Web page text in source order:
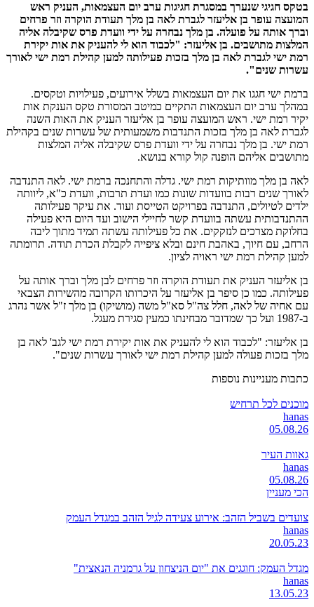
בטקס חגיגי שנערך במסגרת חגיגות ערב יום העצמאות, העניק ראש
המועצה עופר בן אליעזר לגברת לאה בן מלך תעודת הוקרה וזר פרחים
וברך אותה על פועלה. בן מלך נבחרה על ידי וועדת פרס שקיבלה אליה
המלצות מתושבים. בן אליעזר: "לכבוד הוא לי להעניק את אות יקירת
רמת ישי לגברת לאה בן מלך בזכות פעילותה למען קהילת רמת ישי לאורך
עשרות שנים".
ברמת ישי חגגו את יום העצמאות בשלל אירועים, פעילויות וטקסים.
במהלך ערב יום העצמאות התקיים כמיטב המסורת טקס הענקת אות
יקיר רמת ישי. ראש המועצה עופר בן אליעזר העניק את האות השנה
לגברת לאה בן מלך בזכות התנדבות משמעותית של עשרות שנים בקהילת
רמת ישי. בן מלך נבחרה על ידי וועדת פרס שקיבלה אליה המלצות
מתושבים אליהם הופנה קול קורא בנושא.
לאה בן מלך מוותיקות רמת ישי. גדלה והתחנכה ברמת ישי. לאה התנדבה
לאורך שנים רבות בוועדות שונות כמו ועדת תרבות, וועדת כ"א, ליוותה
ילדים לטיולים, התנדבה בפרויקט הטייסת ועוד. את עיקר פעילותה
ההתנדבותית עשתה בוועדת קשר לחיילי הישוב ועד היום היא פעילה
בחלוקת מצרכים לנזקקים. את כל פעילותה עשתה תמיד מתוך ליבה
הרחב, עם חיוך, באהבת חינם ובלא ציפייה לקבלת הכרת תודה. תרומתה
למען קהילת רמת ישי ראויה לציון.
בן אליעזר העניק את תעודת הוקרה וזר פרחים לבן מלך וברך אותה על
פעילותה. כמו כן סיפר בן אליעזר על היכרותו הקרובה מהשירות הצבאי
עם אחיה של לאה, חלל צה"ל סא"ל משה (מושיקו) בן מלך ז"ל אשר נהרג
ב-1987 ועל כך שמדובר מבחינתו כמעין סגירת מעגל.
בן אליעזר: "לכבוד הוא לי להעניק את אות יקירת רמת ישי לגב' לאה בן
מלך בזכות פעולה למען קהילת רמת ישי לאורך עשרות שנים".
כתבות מעניינות נוספות
מוכנים לכל תרחיש
hanas
05.08.26
גאוות העיר
hanas
05.08.26
הכי מעניין
צועדים בשביל הזהב: אירוע צעידה לגיל הזהב במגדל העמק
hanas
20.05.23
מגדל העמק: חוגגים את "יום הניצחון על גרמניה הנאצית"
hanas
13.05.23